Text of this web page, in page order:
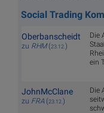
Social Trading
Oberbanscheidt
zu RHM(23.12.)
Die
ein
JohnMcClane
zu FRA(23.12.)
Die